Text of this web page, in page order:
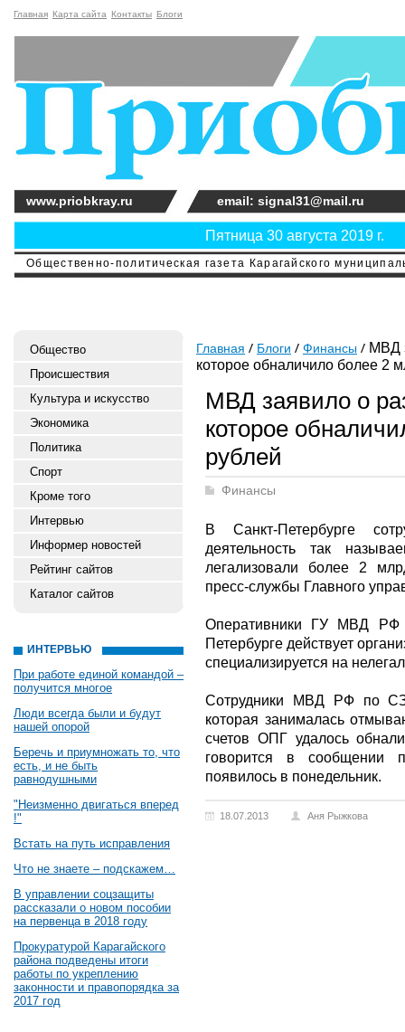
Главная Карта сайта Контакты Блоги
Общественно-политическая газета Карагайского
Пятница 30 августа 2019 г.
www.priobkray.ru email: signal31@mail.ru
Общество
Происшествия
Культура и искусство
Экономика
Политика
Спорт
Кроме того
Интервью
Информер новостей
Рейтинг сайтов
Каталог сайтов
ИНТЕРВЬЮ
При работе единой командой –
получится многое
Люди всегда были и будут
нашей опорой
Беречь и приумножать то, что
есть, и не быть
равнодушными
"Неизменно двигаться вперед
!"
Встать на путь исправления
Что не знаете – подскажем…
В управлении соцзащиты
рассказали о новом пособии
на первенца в 2018 году
Прокуратурой Карагайского
района подведены итоги
работы по укреплению
законности и правопорядка за
2017 год
Главная Блоги Финансы
МВД
которое обналичило более 2
МВД заявило о
которое
рублей
Финансы
В Санкт-Петербурге
деятельность так
легализовали более 2
пресс-службы Главного
Оперативники ГУ МВД
Петербурге действует
специализируется на
Сотрудники МВД РФ по
которая занималась
счетов ОПГ удалось
говорится в сообщении
появилось в понедельник.
18.07.2013 Аня Рыжкова